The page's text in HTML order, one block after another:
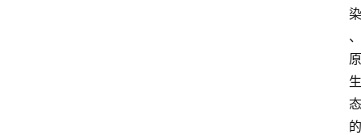
染
、
原
生
态
的